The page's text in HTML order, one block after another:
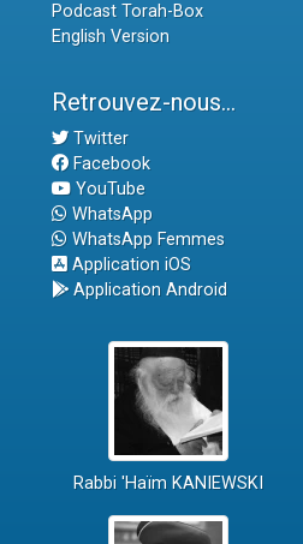
Podcast Torah-Box
English Version
Retrouvez-nous...
Twitter
Facebook
YouTube
WhatsApp
WhatsApp Femmes
Application iOS
Application Android
Rabbi 'Haïm KANIEWSKI